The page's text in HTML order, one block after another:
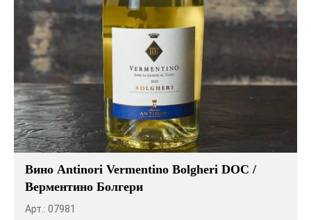
Вино Antinori Vermentino Bolgheri DOC /
Верментино Болгери
Арт.: 07981